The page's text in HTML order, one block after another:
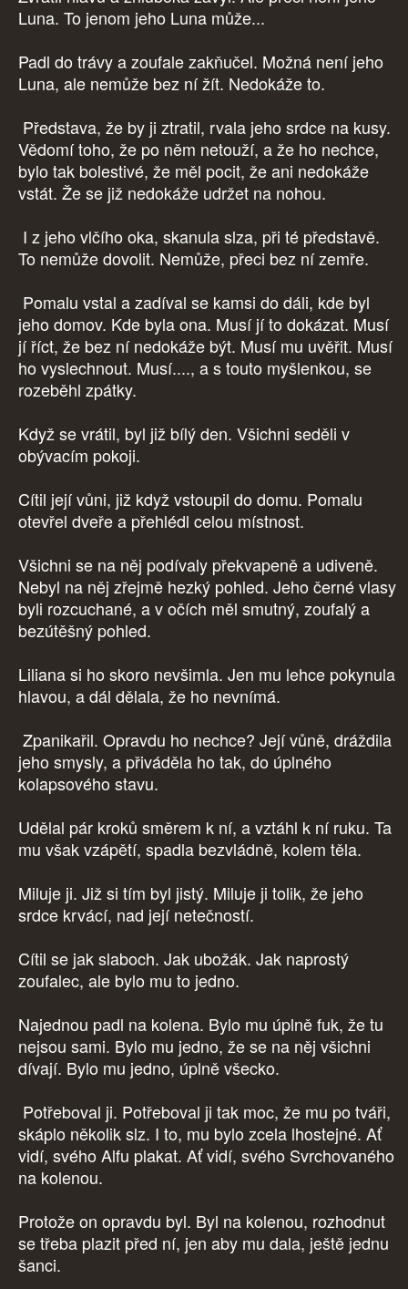
Luna. To jenom jeho Luna může...
Padl do trávy a zoufale zakňučel. Možná není jeho
Luna, ale nemůže bez ní žít. Nedokáže to.
Představa, že by ji ztratil, rvala jeho srdce na kusy.
Vědomí toho, že po něm netouží, a že ho nechce,
bylo tak bolestivé, že měl pocit, že ani nedokáže
vstát. Že se již nedokáže udržet na nohou.
I z jeho vlčího oka, skanula slza, při té představě.
To nemůže dovolit. Nemůže, přeci bez ní zemře.
Pomalu vstal a zadíval se kamsi do dáli, kde byl
jeho domov. Kde byla ona. Musí jí to dokázat. Musí
jí říct, že bez ní nedokáže být. Musí mu uvěřit. Musí
ho vyslechnout. Musí...., a s touto myšlenkou, se
rozeběhl zpátky.
Když se vrátil, byl již bílý den. Všichni seděli v
obývacím pokoji.
Cítil její vůni, již když vstoupil do domu. Pomalu
otevřel dveře a přehlédl celou místnost.
Všichni se na něj podívaly překvapeně a udiveně.
Nebyl na něj zřejmě hezký pohled. Jeho černé vlasy
byli rozcuchané, a v očích měl smutný, zoufalý a
bezútěšný pohled.
Liliana si ho skoro nevšimla. Jen mu lehce pokynula
hlavou, a dál dělala, že ho nevnímá.
Zpanikařil. Opravdu ho nechce? Její vůně, dráždila
jeho smysly, a přiváděla ho tak, do úplného
kolapsového stavu.
Udělal pár kroků směrem k ní, a vztáhl k ní ruku. Ta
mu však vzápětí, spadla bezvládně, kolem těla.
Miluje ji. Již si tím byl jistý. Miluje ji tolik, že jeho
srdce krvácí, nad její netečností.
Cítil se jak slaboch. Jak ubožák. Jak naprostý
zoufalec, ale bylo mu to jedno.
Najednou padl na kolena. Bylo mu úplně fuk, že tu
nejsou sami. Bylo mu jedno, že se na něj všichni
dívají. Bylo mu jedno, úplně všecko.
Potřeboval ji. Potřeboval ji tak moc, že mu po tváři,
skáplo několik slz. I to, mu bylo zcela lhostejné. Ať
vidí, svého Alfu plakat. Ať vidí, svého Svrchovaného
na kolenou.
Protože on opravdu byl. Byl na kolenou, rozhodnut
se třeba plazit před ní, jen aby mu dala, ještě jednu
šanci.